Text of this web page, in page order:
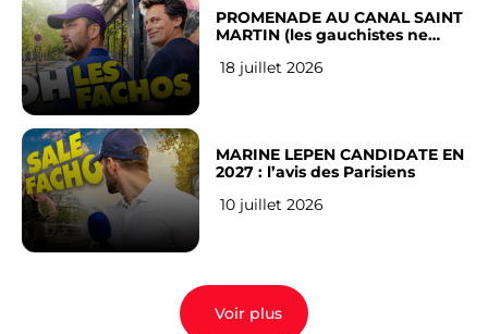
PROMENADE AU CANAL SAINT
MARTIN (les gauchistes ne
18 juillet 2026
MARINE LEPEN CANDIDATE EN
2027 : l’avis des Parisiens
10 juillet 2026
Voir plus